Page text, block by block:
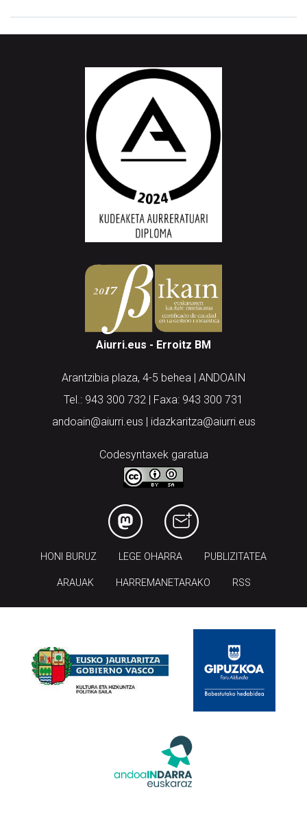
Aiurri.eus - Erroitz BM
Arantzibia plaza, 4-5 behea | ANDOAIN
Tel.: 943 300 732 | Faxa: 943 300 731
andoain@aiurri.eus | idazkaritza@aiurri.eus
Codesyntaxek garatua
HONI BURUZ LEGE OHARRA PUBLIZITATEA
ARAUAK HARREMANETARAKO RSS